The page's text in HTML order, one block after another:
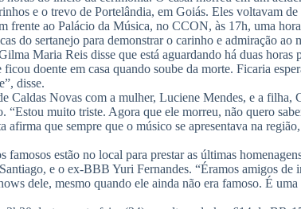
e o trevo de Portelândia, em Goiás. Eles voltavam
frente ao Palácio da Música, no CCON, às 17h, uma
do sertanejo para demonstrar o carinho e admiração ao
Maria Reis disse que está aguardando há duas horas
doente em casa quando soube da morte. Ficaria
disse.
Caldas Novas com a mulher, Luciene Mendes, e a filha,
“Estou muito triste. Agora que ele morreu, não quero
afirma que sempre que o músico se apresentava na
estão no local para prestar as últimas
e o ex-BBB Yuri Fernandes. “Éramos amigos de
dele, mesmo quando ele ainda não era famoso. É